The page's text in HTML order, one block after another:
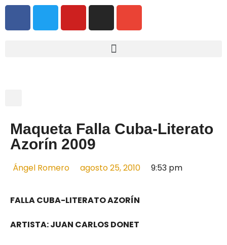
Maqueta Falla Cuba-Literato
Azorín 2009
Ángel Romero agosto 25, 2010 9:53 pm
FALLA CUBA-LITERATO AZORÍN
ARTISTA: JUAN CARLOS DONET